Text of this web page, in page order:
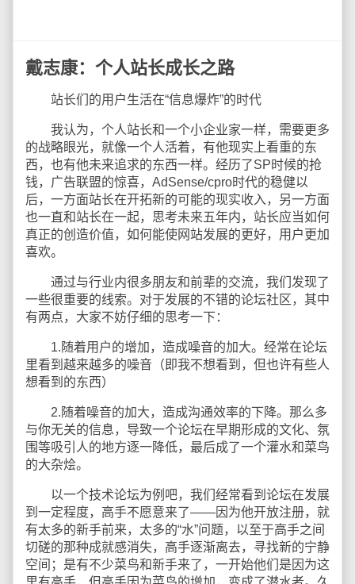
戴志康：个人站长成长之路
站长们的用户生活在“信息爆炸”的时代
我认为，个人站长和一个小企业家一样，需要更多
的战略眼光，就像一个人活着，有他现实上看重的东
西，也有他未来追求的东西一样。经历了SP时候的抢
钱，广告联盟的惊喜，AdSense/cpro时代的稳健以
后，一方面站长在开拓新的可能的现实收入，另一方面
也一直和站长在一起，思考未来五年内，站长应当如何
真正的创造价值，如何能使网站发展的更好，用户更加
喜欢。
通过与行业内很多朋友和前辈的交流，我们发现了
一些很重要的线索。对于发展的不错的论坛社区，其中
有两点，大家不妨仔细的思考一下：
1.随着用户的增加，造成噪音的加大。经常在论坛
里看到越来越多的噪音（即我不想看到，但也许有些人
想看到的东西）
2.随着噪音的加大，造成沟通效率的下降。那么多
与你无关的信息，导致一个论坛在早期形成的文化、氛
围等吸引人的地方逐一降低，最后成了一个灌水和菜鸟
的大杂烩。
以一个技术论坛为例吧，我们经常看到论坛在发展
到一定程度，高手不愿意来了——因为他开放注册，就
有太多的新手前来，太多的“水”问题，以至于高手之间
切磋的那种成就感消失，高手逐渐离去，寻找新的宁静
空间；是有不少菜鸟和新手来了，一开始他们是因为这